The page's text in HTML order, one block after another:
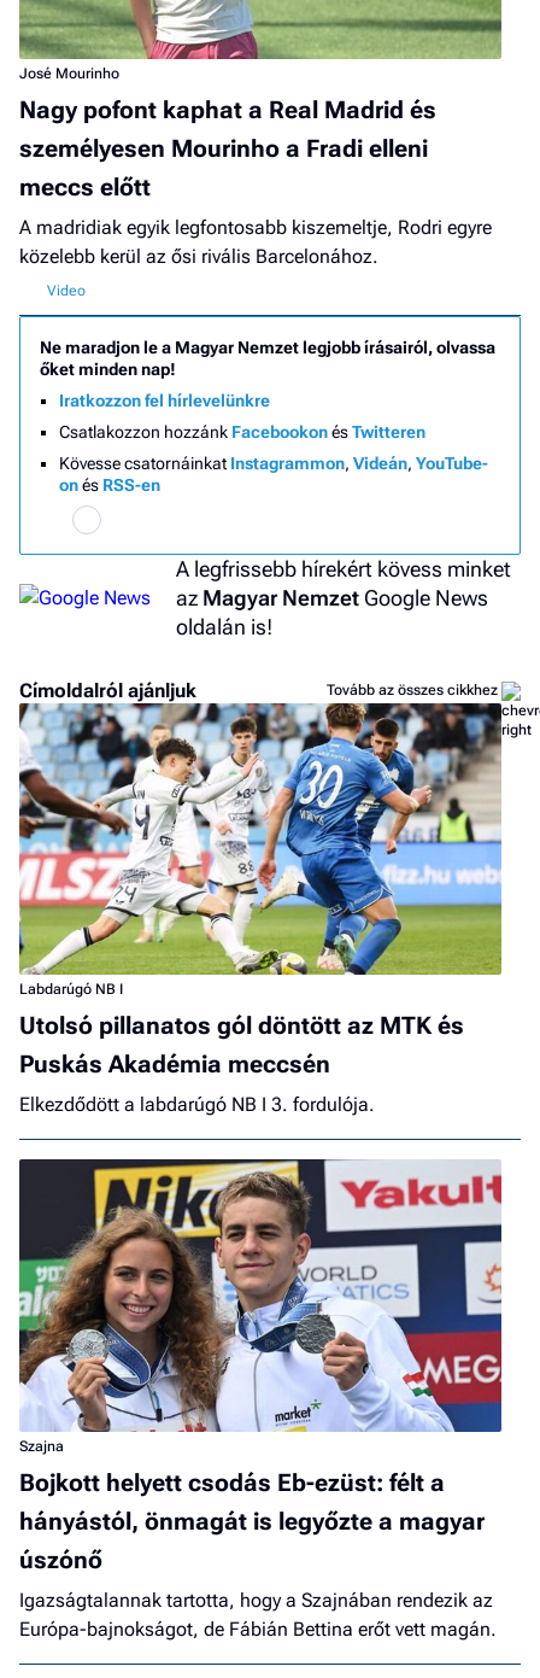
José Mourinho
Nagy pofont kaphat a Real Madrid és
személyesen Mourinho a Fradi elleni
meccs előtt
A madridiak egyik legfontosabb kiszemeltje, Rodri egyre
közelebb kerül az ősi rivális Barcelonához.
Ne maradjon le a Magyar Nemzet legjobb írásairól, olvassa
őket minden nap!
Iratkozzon fel hírlevelünkre
Csatlakozzon hozzánk FacebookonésTwitteren
Kövesse csatornáinkat Instagrammon, Videán, YouTube-
onés RSS-en
A legfrissebb hírekért kövess minket
az Magyar Nemzet Google News
oldalán is!
Címoldalról ajánljuk Tovább az összes cikkhez
Labdarúgó NB I
Utolsó pillanatos gól döntött az MTK és
Puskás Akadémia meccsén
Elkezdődött a labdarúgó NB I 3. fordulója.
Szajna
Bojkott helyett csodás Eb-ezüst: félt a
hányástól, önmagát is legyőzte a magyar
úszónő
Igazságtalannak tartotta, hogy a Szajnában rendezik az
Európa-bajnokságot, de Fábián Bettina erőt vett magán.